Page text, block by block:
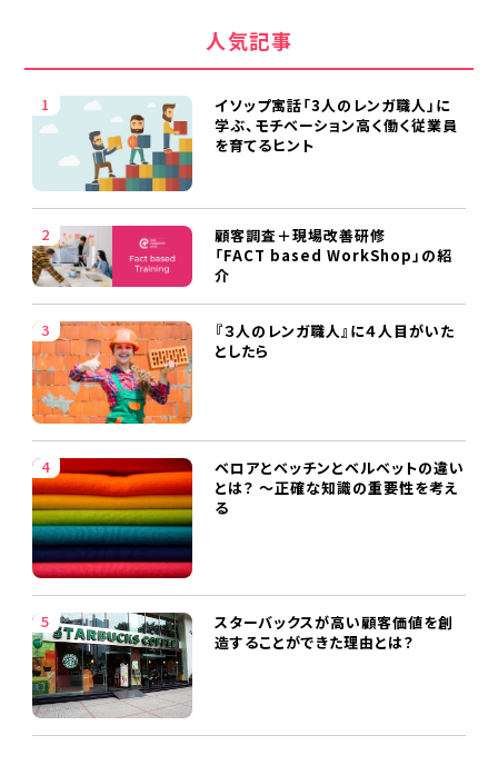
人気記事
イソップ寓話「3人のレンガ職人」に
学ぶ、モチベーション高く働く従業員
を育てるヒント
顧客調査＋現場改善研修
「FACT based WorkShop」の紹
介
『３人のレンガ職人』に４人目がいた
としたら
ベロアとベッチンとベルベットの違い
とは？ ～正確な知識の重要性を考え
る
スターバックスが高い顧客価値を創
造することができた理由とは？